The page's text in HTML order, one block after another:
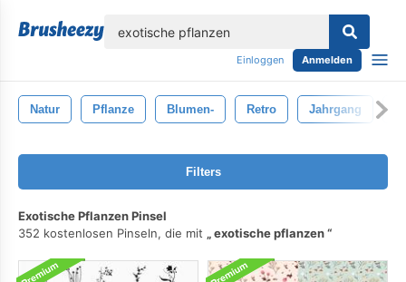
Einloggen Anmelden
Natur Pflanze Blumen- Retro Jahrgang
Filters
Exotische Pflanzen Pinsel
352 kostenlosen Pinseln, die mit
exotische pflanzen